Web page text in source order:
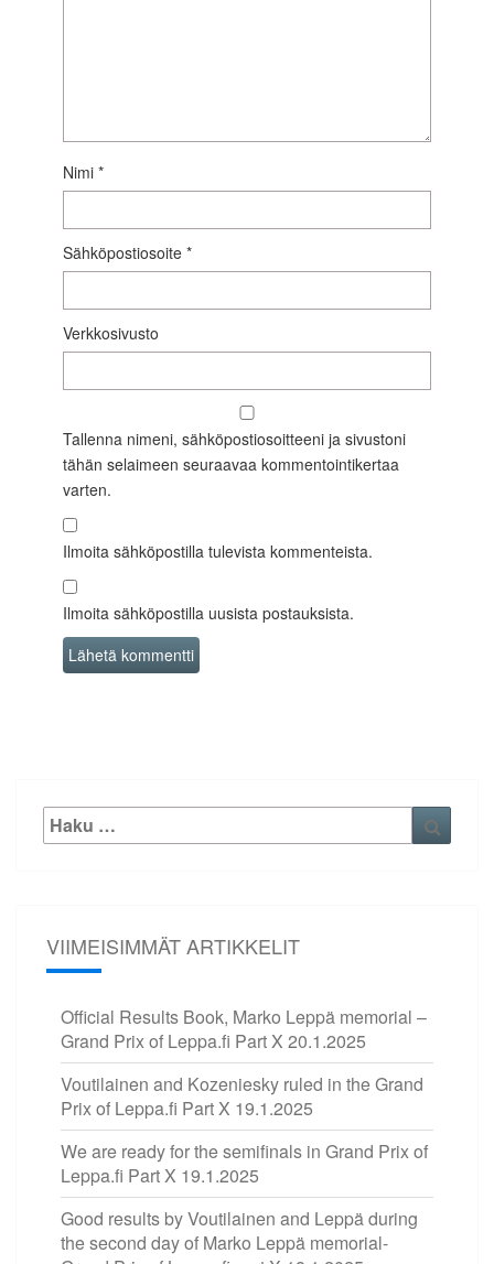
Nimi *
Sähköpostiosoite *
Verkkosivusto
Tallenna nimeni, sähköpostiosoitteeni ja sivustoni
tähän selaimeen seuraavaa kommentointikertaa
varten.
Ilmoita sähköpostilla tulevista kommenteista.
Ilmoita sähköpostilla uusista postauksista.
Etsi:
VIIMEISIMMÄT ARTIKKELIT
Official Results Book, Marko Leppä memorial –
Grand Prix of Leppa.fi Part X 20.1.2025
Voutilainen and Kozeniesky ruled in the Grand
Prix of Leppa.fi Part X 19.1.2025
We are ready for the semifinals in Grand Prix of
Leppa.fi Part X 19.1.2025
Good results by Voutilainen and Leppä during
the second day of Marko Leppä memorial-